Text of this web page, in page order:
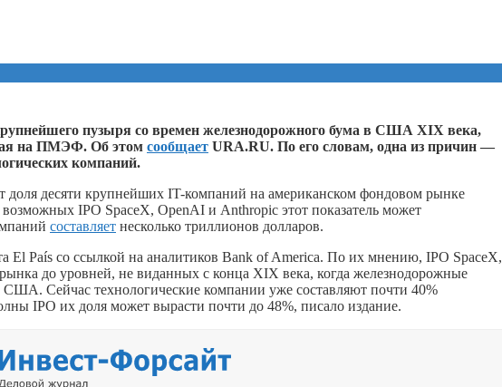
пузыря со времен железнодорожного бума в США XIX века,
на ПМЭФ. Об этом сообщает URA.RU. По его словам, одна из причин —
компаний.
доля десяти крупнейших IT-компаний на американском фондовом рынке
IPO SpaceX, OpenAI и Anthropic этот показатель может
составляет несколько триллионов долларов.
El País со ссылкой на аналитиков Bank of America. По их мнению, IPO SpaceX,
до уровней, не виданных с конца XIX века, когда железнодорожные
Сейчас технологические компании уже составляют почти 40%
IPO их доля может вырасти почти до 48%, писало издание.